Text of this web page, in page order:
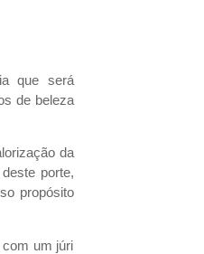
que será
de beleza
da
porte,
propósito
um júri